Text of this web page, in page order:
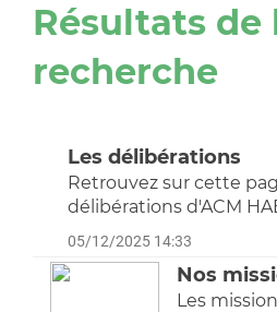
Résultats de
recherche
Les délibérations
Retrouvez sur cette
délibérations d'ACM
05/12/2025 14:33
Nos
Les